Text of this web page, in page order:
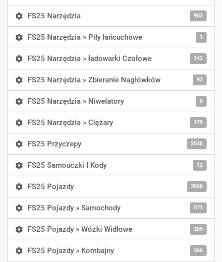
FS25 Narzędzia 903
FS25 Narzędzia » Piły łańcuchowe 1
FS25 Narzędzia » ładowarki Czołowe 142
FS25 Narzędzia » Zbieranie Nagłówków 93
FS25 Narzędzia » Niwelatory 0
FS25 Narzędzia » Ciężary 179
FS25 Przyczepy 2548
FS25 Samouczki I Kody 12
FS25 Pojazdy 3028
FS25 Pojazdy » Samochody 571
FS25 Pojazdy » Wózki Widłowe 205
FS25 Pojazdy » Kombajny 366